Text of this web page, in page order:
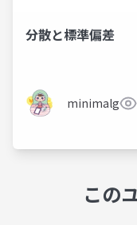
分散と標準偏差
この